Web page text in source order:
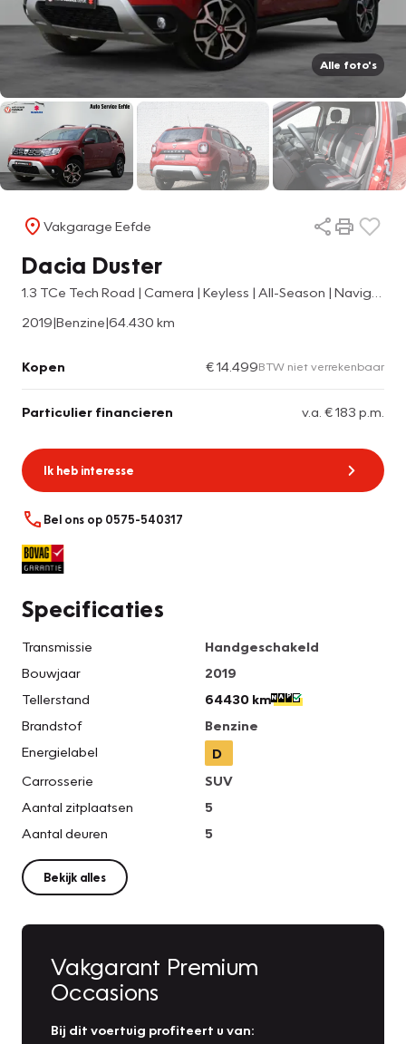
Alle foto's
Vakgarage Eefde
Dacia Duster
2019|Benzine|64.430 km
Kopen € 14.499BTW niet verrekenbaar
Particulier financieren v.a. € 183 p.m.
Ik heb interesse
Bel ons op 0575-540317
Specificaties
Transmissie
Handgeschakeld
Bouwjaar
2019
Tellerstand
64430 km
Brandstof
Benzine
Energielabel
D
Carrosserie
SUV
Aantal zitplaatsen
5
Aantal deuren
5
Bekijk alles
Vakgarant Premium
Occasions
Bij dit voertuig profiteert u van: